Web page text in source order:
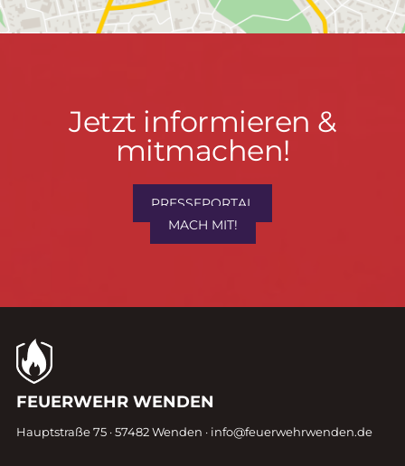
Jetzt
informieren
mitmachen!
Jetzt informieren &
mitmachen!
PRESSEPORTAL
MACH MIT!
Kontaktdaten
Fußzeile
FEUERWEHR WENDEN
Hauptstraße 75 · 57482 Wenden · info@feuerwehrwenden.de